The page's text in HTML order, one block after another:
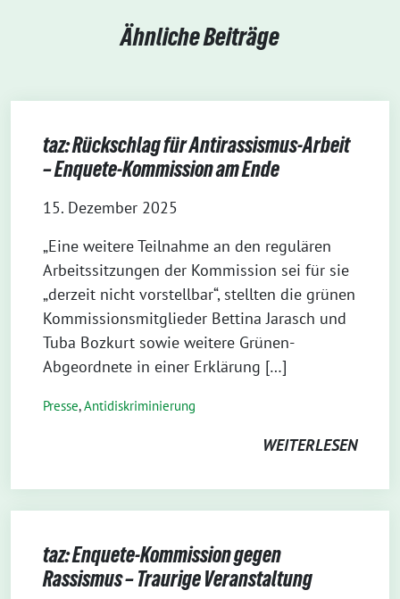
Ähnliche Beiträge
taz: Rückschlag für Antirassismus-Arbeit
– Enquete-Kommission am Ende
15. Dezember 2025
„Eine weitere Teilnahme an den regulären
Arbeitssitzungen der Kommission sei für sie
„derzeit nicht vorstellbar“, stellten die grünen
Kommissionsmitglieder Bettina Jarasch und
Tuba Bozkurt sowie weitere Grünen-
Abgeordnete in einer Erklärung […]
Presse,Antidiskriminierung
WEITERLESEN
taz: Enquete-Kommission gegen
Rassismus – Traurige Veranstaltung